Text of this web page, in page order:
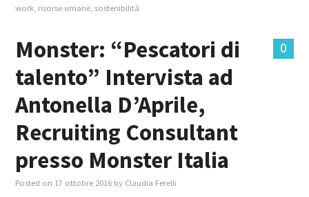
work risorse umane sostenibilità
0
Monster: “Pescatori di
talento” Intervista ad
Antonella D’Aprile,
Recruiting Consultant
presso Monster Italia
Posted on 17 ottobre 2016 by Claudia Ferelli